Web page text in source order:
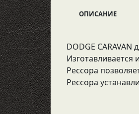
ОПИСАНИЕ
DODGE
Рессора
Рессора